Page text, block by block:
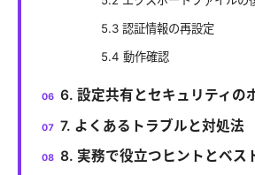
5.3 認証情報の再設定
5.4 動作確認
6. 設定共有とセキュリティの
7. よくあるトラブルと対処法
8. 実務で役立つヒントとベス